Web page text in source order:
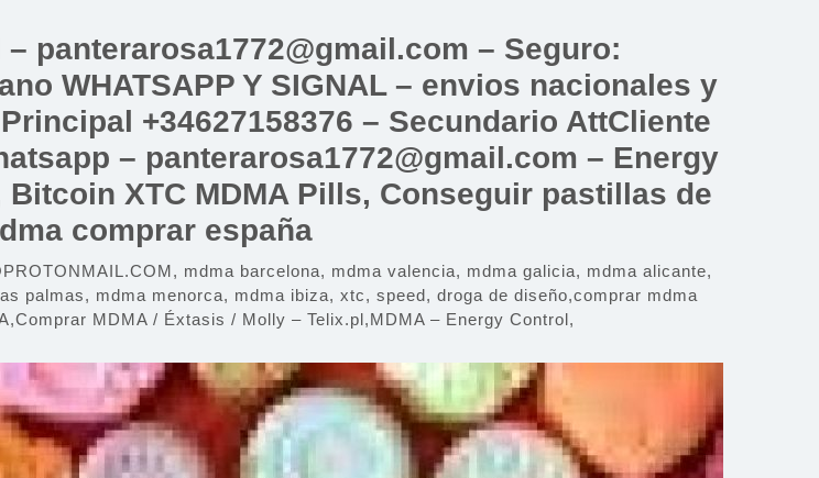
panterarosa1772@gmail.com – Seguro:
WHATSAPP Y SIGNAL – envios nacionales y
+34627158376 – Secundario AttCliente
– panterarosa1772@gmail.com – Energy
XTC MDMA Pills, Conseguir pastillas de
comprar españa
mdma barcelona, mdma valencia, mdma galicia, mdma alicante,
palmas, mdma menorca, mdma ibiza, xtc, speed, droga de diseño,comprar mdma
MDMA / Éxtasis / Molly – Telix.pl,MDMA – Energy Control,